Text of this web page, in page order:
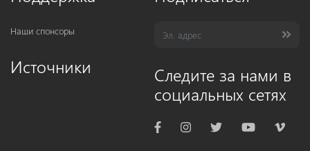
Наши спонсоры
Источники
Следите за нами в
социальных сетях